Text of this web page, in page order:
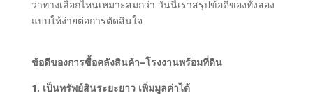
ว่าทางเลือกไหนเหมาะสมกว่า วันนี้เราสรุปข้อดีของทั้งสอง
แบบให้ง่ายต่อการตัดสินใจ
ข้อดีของการซื้อคลังสินค้า–โรงงานพร้อมที่ดิน
1. เป็นทรัพย์สินระยะยาว เพิ่มมูลค่าได้